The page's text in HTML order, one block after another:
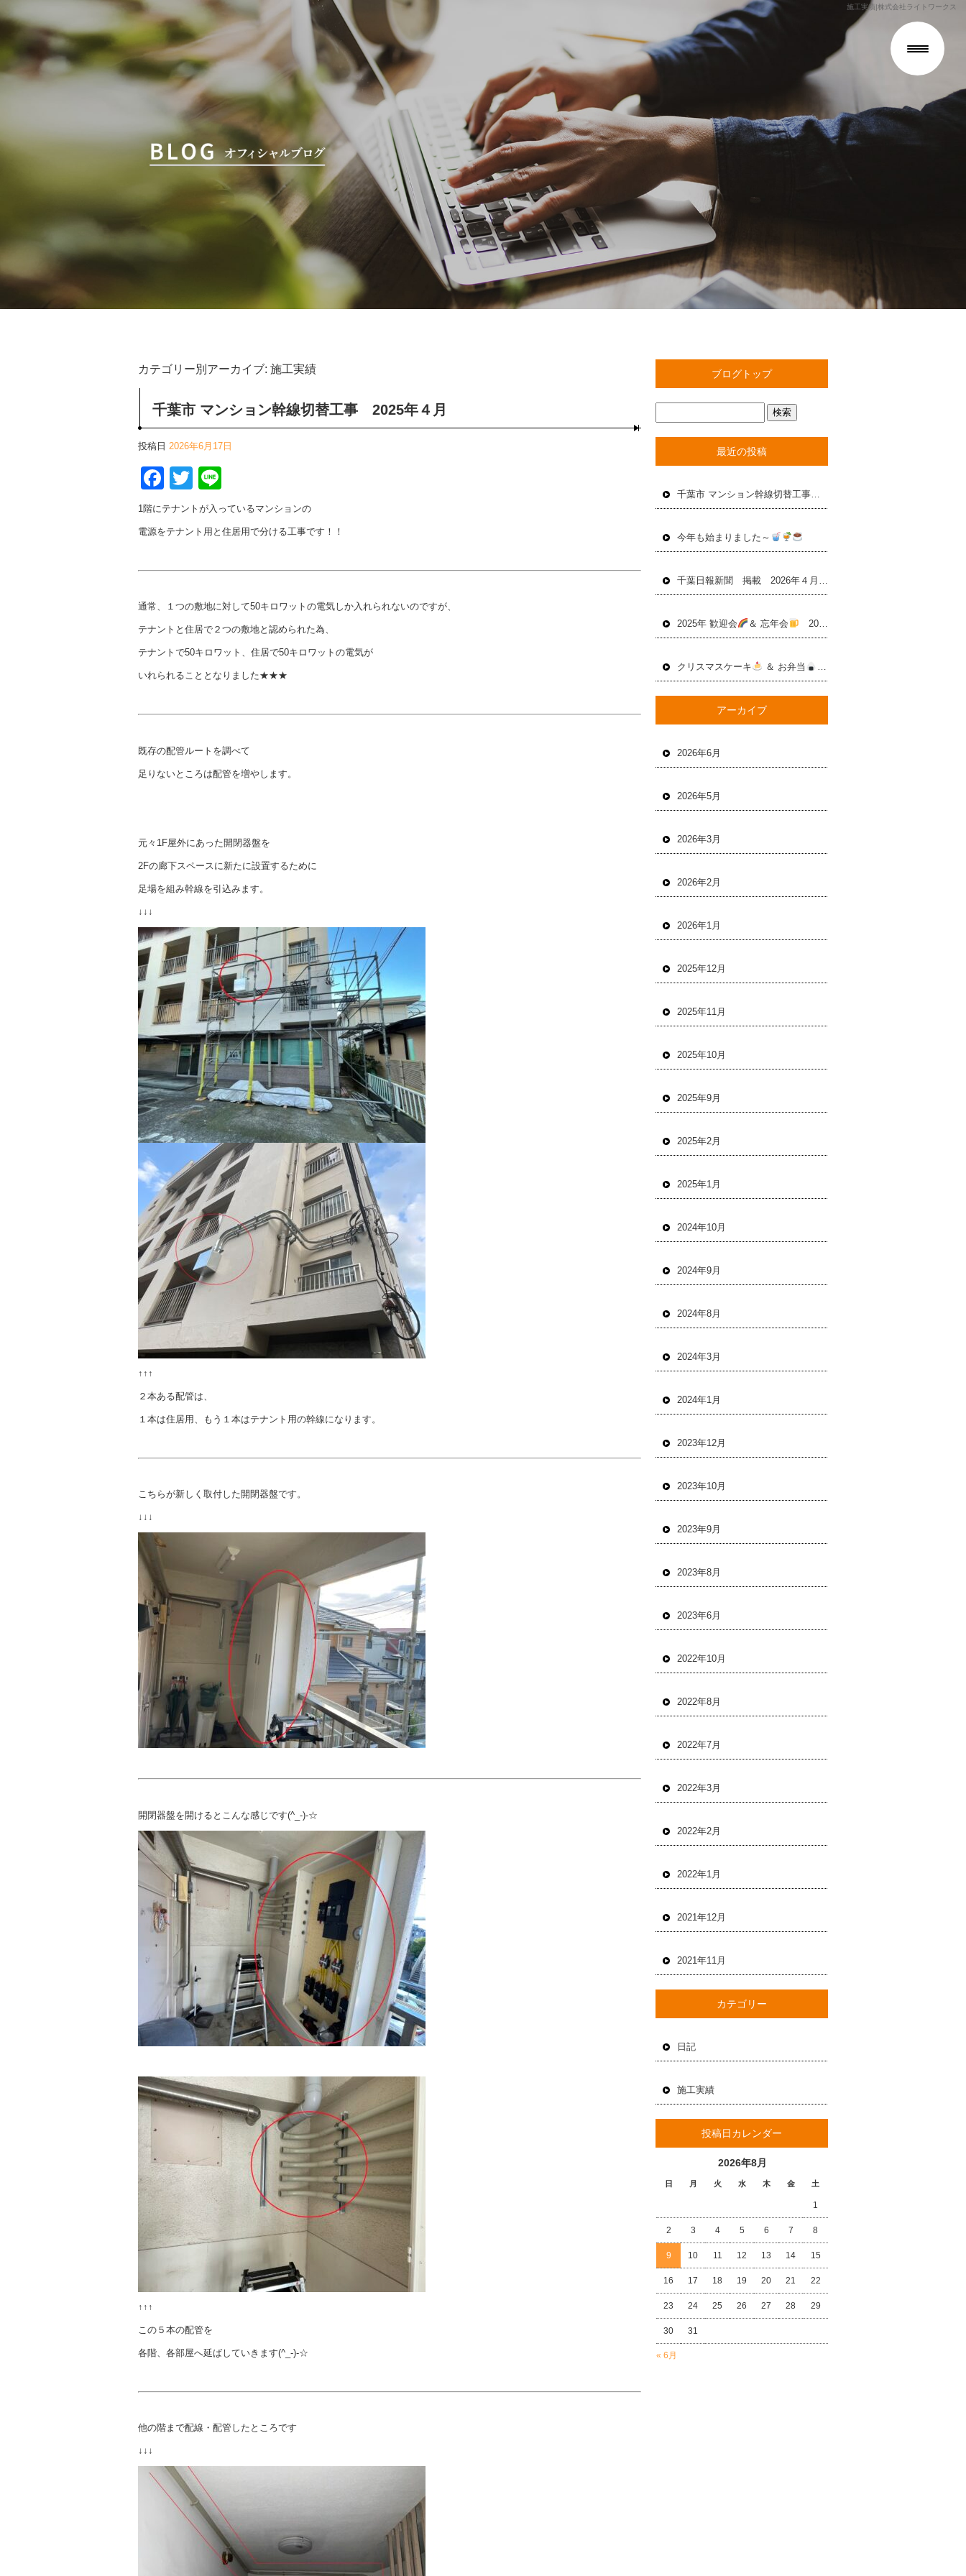
施工実績|株式会社ライトワークス
カテゴリー別アーカイブ: 施工実績
千葉市 マンション幹線切替工事 2025年４月
投稿日 2026年6月17日
Facebook
Twitter
1階にテナントが入っているマンションの
電源をテナント用と住居用で分ける工事です！！
通常、１つの敷地に対して50キロワットの電気しか入れられないのですが、
テナントと住居で２つの敷地と認められた為、
テナントで50キロワット、住居で50キロワットの電気が
いれられることとなりました★★★
既存の配管ルートを調べて
足りないところは配管を増やします。
元々1F屋外にあった開閉器盤を
2Fの廊下スペースに新たに設置するために
足場を組み幹線を引込みます。
↓↓↓
↑↑↑
２本ある配管は、
１本は住居用、もう１本はテナント用の幹線になります。
こちらが新しく取付した開閉器盤です。
↓↓↓
開閉器盤を開けるとこんな感じです(^_-)-☆
↑↑↑
この５本の配管を
各階、各部屋へ延ばしていきます(^_-)-☆
他の階まで配線・配管したところです
↓↓↓
ブログトップ
最近の投稿
千葉市 マンション幹線切替工事 2025年４月
今年も始まりました～
千葉日報新聞 掲載 2026年４月24日
2025年 歓迎会 ＆ 忘年会 2025年12月
クリスマスケーキ ＆ お弁当 2025年12月
アーカイブ
2026年6月
2026年5月
2026年3月
2026年2月
2026年1月
2025年12月
2025年11月
2025年10月
2025年9月
2025年2月
2025年1月
2024年10月
2024年9月
2024年8月
2024年3月
2024年1月
2023年12月
2023年10月
2023年9月
2023年8月
2023年6月
2022年10月
2022年8月
2022年7月
2022年3月
2022年2月
2022年1月
2021年12月
2021年11月
カテゴリー
日記
施工実績
投稿日カレンダー
2026年8月
日 月 火 水 木 金 土
« 6月
1
2 3 4 5 6 7 8
9 10 11 12 13 14 15
16 17 18 19 20 21 22
23 24 25 26 27 28 29
30 31